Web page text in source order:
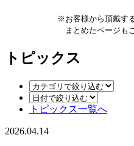
※お客様から頂戴す
まとめたページも
トピックス
トピックス一覧へ
2026.04.14